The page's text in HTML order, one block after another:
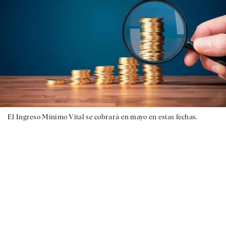
El Ingreso Mínimo Vital se cobrará en mayo en estas fechas.